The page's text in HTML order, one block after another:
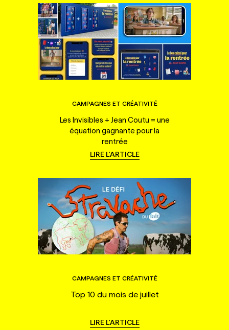
CAMPAGNES ET CRÉATIVITÉ
Les Invisibles + Jean Coutu = une
équation gagnante pour la
rentrée
LIRE L'ARTICLE
CAMPAGNES ET CRÉATIVITÉ
Top 10 du mois de juillet
LIRE L'ARTICLE